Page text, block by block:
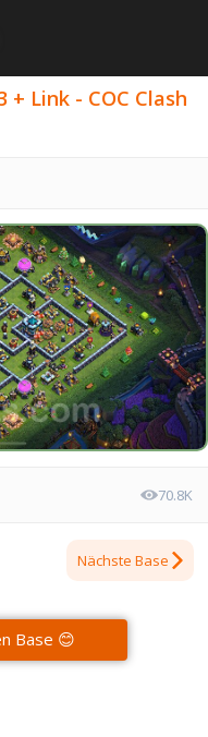
+ Link - COC Clash
70.8K
Nächste Base
Base 😊